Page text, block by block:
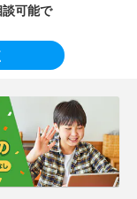
可能で